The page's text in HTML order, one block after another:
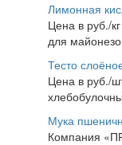
Лимонная
Цена в руб./
для
Тесто
Цена в руб./
Мука
Компания